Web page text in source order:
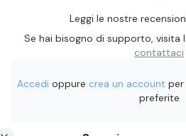
Leggi le nostre
Se hai bisogno di supporto, visita
contattaci
Accedi oppure crea un account per
preferite